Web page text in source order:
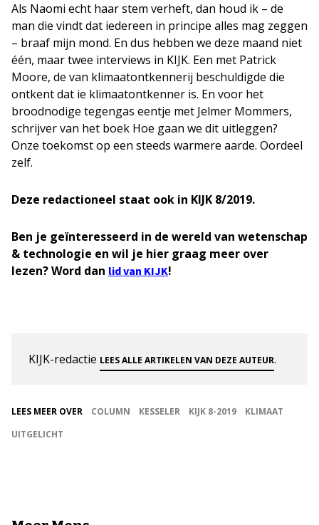
Als Naomi echt haar stem verheft, dan houd ik – de
man die vindt dat iedereen in principe alles mag zeggen
– braaf mijn mond. En dus hebben we deze maand niet
één, maar twee interviews in KIJK. Een met Patrick
Moore, de van klimaatontkennerij beschuldigde die
ontkent dat ie klimaatontkenner is. En voor het
broodnodige tegengas eentje met Jelmer Mommers,
schrijver van het boek Hoe gaan we dit uitleggen?
Onze toekomst op een steeds warmere aarde. Oordeel
zelf.
Deze redactioneel staat ook in KIJK 8/2019.
Ben je geïnteresseerd in de wereld van wetenschap
& technologie en wil je hier graag meer over
lezen? Word dan lid van KIJK!
KIJK-redactie LEES ALLE ARTIKELEN VAN DEZE AUTEUR.
LEES MEER OVER COLUMN KESSELER KIJK 8-2019
KLIMAAT
UITGELICHT